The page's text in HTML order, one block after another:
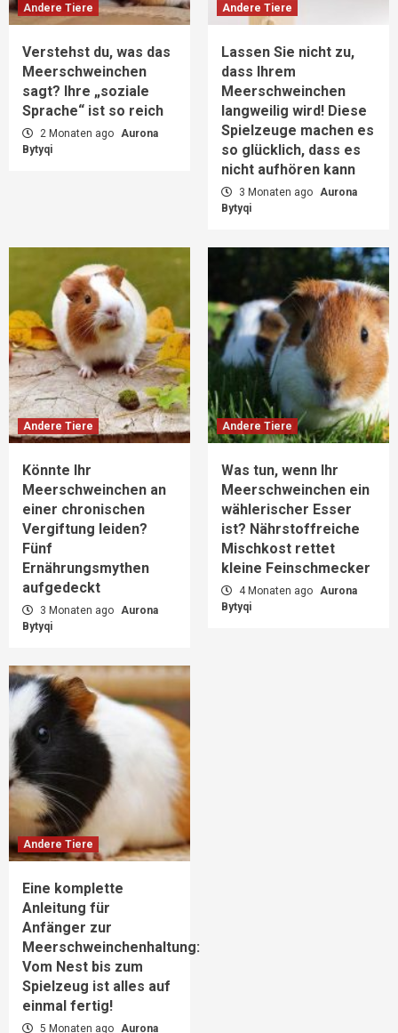
Andere Tiere
Verstehst du, was das
Meerschweinchen
sagt? Ihre „soziale
Sprache“ ist so reich
2 Monaten ago Aurona
Bytyqi
Andere Tiere
Lassen Sie nicht zu,
dass Ihrem
Meerschweinchen
langweilig wird! Diese
Spielzeuge machen es
so glücklich, dass es
nicht aufhören kann
3 Monaten ago Aurona
Bytyqi
Andere Tiere
Könnte Ihr
Meerschweinchen an
einer chronischen
Vergiftung leiden?
Fünf
Ernährungsmythen
aufgedeckt
3 Monaten ago Aurona
Bytyqi
Andere Tiere
Was tun, wenn Ihr
Meerschweinchen ein
wählerischer Esser
ist? Nährstoffreiche
Mischkost rettet
kleine Feinschmecker
4 Monaten ago Aurona
Bytyqi
Andere Tiere
Eine komplette
Anleitung für
Anfänger zur
Meerschweinchenhaltung:
Vom Nest bis zum
Spielzeug ist alles auf
einmal fertig!
5 Monaten ago Aurona